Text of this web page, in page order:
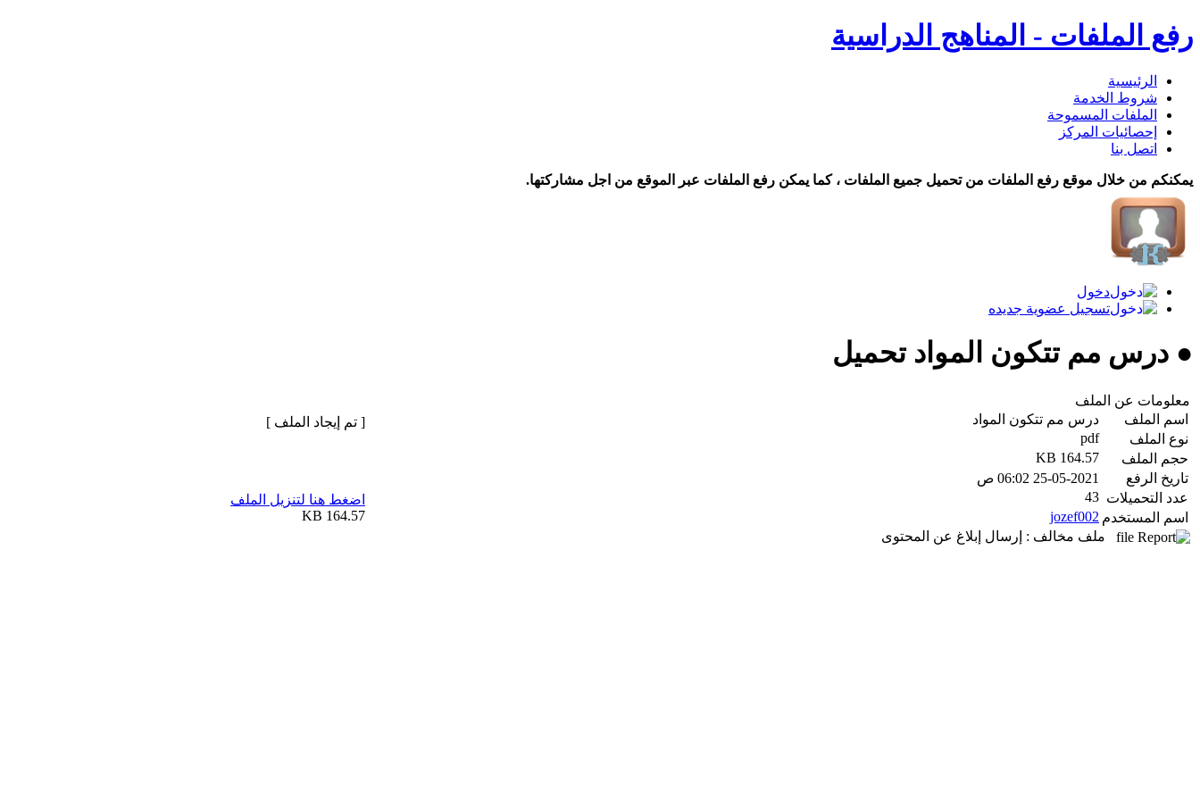
رفع الملفات - المناهج الدراسية
الرئيسية
شروط الخدمة
الملفات المسموحة
إحصائيات المركز
اتصل بنا
يمكنكم من خلال موقع رفع الملفات من تحميل جميع الملفات ، كما يمكن رفع الملفات عبر الموقع من اجل مشاركتها.
دخول
تسجيل عضوية جديده
● درس مم تتكون المواد تحميل
معلومات عن الملف
اسم الملف
درس مم تتكون المواد
نوع الملف
pdf
حجم الملف
164.57 KB
تاريخ الرفع
25-05-2021 06:02 ص
عدد التحميلات 43
اسم المستخدم jozef002
ملف مخالف : إرسال إبلاغ عن المحتوى
[ تم إيجاد الملف ]
اضغط هنا لتنزيل الملف
164.57 KB